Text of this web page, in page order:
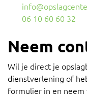
06 10 60 60 32
Neem
Wil je direct je
dienstverlening of
formulier in en